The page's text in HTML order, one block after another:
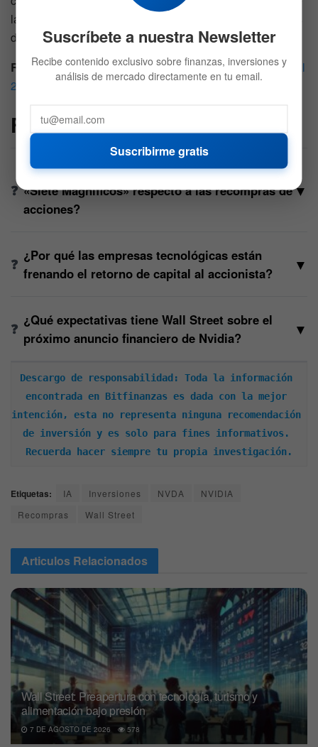
la
de juego.
Relacionado:Calendario de Earnings – Semana del 18 al
22 mayo 2026
FAQs
¿Qué tendencia preocupante muestran los
«Siete Magníficos» respecto a las recompras de
acciones?
▼
¿Por qué las empresas tecnológicas están
frenando el retorno de capital al accionista?
▼
¿Qué expectativas tiene Wall Street sobre el
próximo anuncio financiero de Nvidia?
▼
Descargo de responsabilidad: Toda la información
encontrada en Bitfinanzas es dada con la mejor
intención, esta no representa ninguna recomendación
de inversión y es solo para fines informativos.
Recuerda hacer siempre tu propia investigación.
Etiquetas: IA Inversiones NVDA
NVIDIA
Recompras
Wall Street
Articulos Relacionados
Wall Street: Preapertura con tecnología, turismo y
alimentación bajo presión
7 DE AGOSTO DE 2026 578
Suscríbete a nuestra Newsletter
Recibe contenido exclusivo sobre finanzas, inversiones y
análisis de mercado directamente en tu email.
Suscribirme gratis